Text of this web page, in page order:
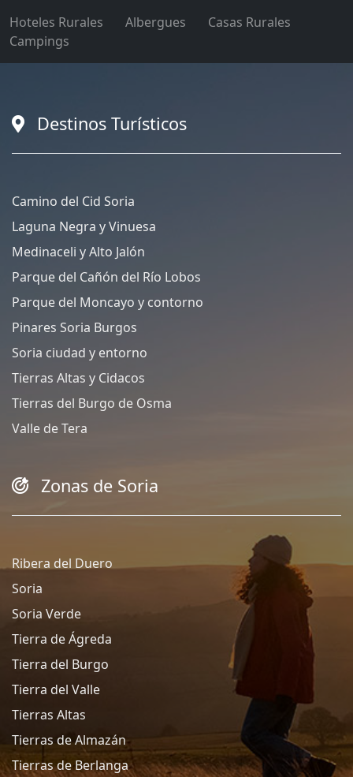
Hoteles Rurales Albergues
Casas Rurales
Campings
Destinos Turísticos
Camino del Cid Soria
Laguna Negra y Vinuesa
Medinaceli y Alto Jalón
Parque del Cañón del Río Lobos
Parque del Moncayo y contorno
Pinares Soria Burgos
Soria ciudad y entorno
Tierras Altas y Cidacos
Tierras del Burgo de Osma
Valle de Tera
Zonas de Soria
Ribera del Duero
Soria
Soria Verde
Tierra de Ágreda
Tierra del Burgo
Tierra del Valle
Tierras Altas
Tierras de Almazán
Tierras de Berlanga